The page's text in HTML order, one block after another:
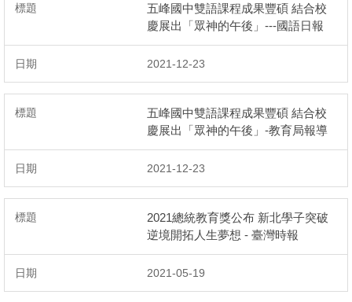
五峰國中雙語課程成果豐碩 結合校
慶展出「眾神的午後」---國語日報
2021-12-23
五峰國中雙語課程成果豐碩 結合校
慶展出「眾神的午後」-教育局報導
2021-12-23
2021總統教育獎公布 新北學子突破
逆境開拓人生夢想 - 臺灣時報
2021-05-19